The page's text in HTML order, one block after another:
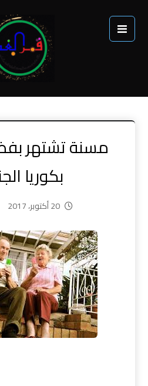
مسنة تشتهر
بكوريا
20 أكتوبر، 2017